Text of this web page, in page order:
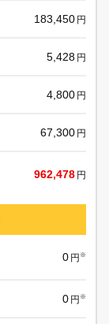
183,450 円
5,428 円
4,800 円
67,300 円
962,478 円
0 円 ※
0 円 ※